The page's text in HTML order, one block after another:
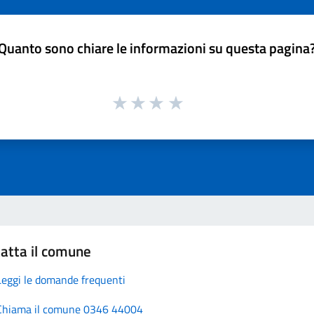
sono chiare le informazioni su questa
il comune
le domande frequenti
il comune 0346 44004